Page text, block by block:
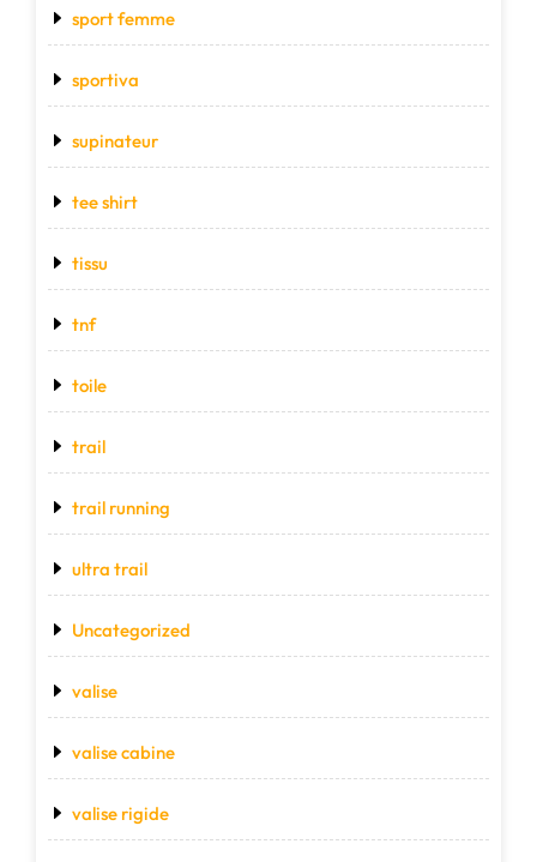
sport femme
sportiva
supinateur
tee shirt
tissu
tnf
toile
trail
trail running
ultra trail
Uncategorized
valise
valise cabine
valise rigide